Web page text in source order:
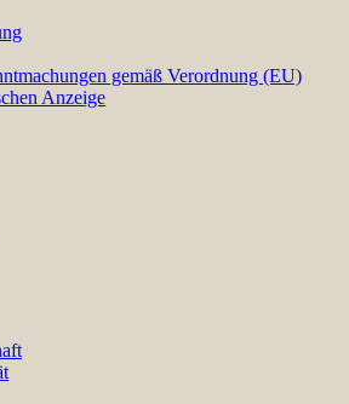
gemäß Verordnung (EU)
Anzeige